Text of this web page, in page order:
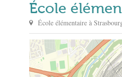
École
École élémentaire à